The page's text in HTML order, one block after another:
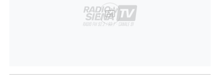
Ad